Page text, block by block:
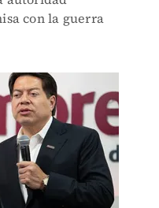
con la guerra